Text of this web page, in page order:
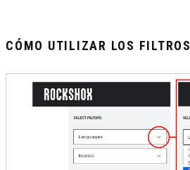
CÓMO UTILIZAR LOS FILTROS